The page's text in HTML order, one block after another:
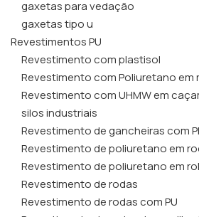
gaxetas para vedação
gaxetas tipo u
Revestimentos PU
Revestimento com plastisol
Revestimento com Poliuretano em
Revestimento com UHMW em
silos industriais
Revestimento de gancheiras com
Revestimento de poliuretano em
Revestimento de poliuretano em
Revestimento de rodas
Revestimento de rodas com PU